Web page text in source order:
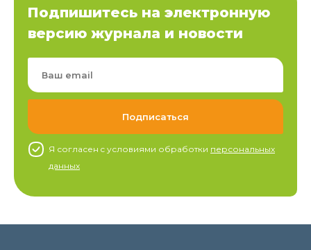
Подпишитесь на электронную
версию журнала и новости
Я согласен c условиями обработки персональных
данных